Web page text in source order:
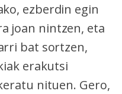
ezberdin egin
joan nintzen, eta
bat sortzen,
erakutsi
nituen. Gero,